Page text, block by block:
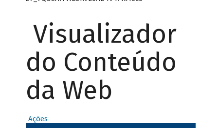
Visualizador
do Conteúdo
da Web
Ações